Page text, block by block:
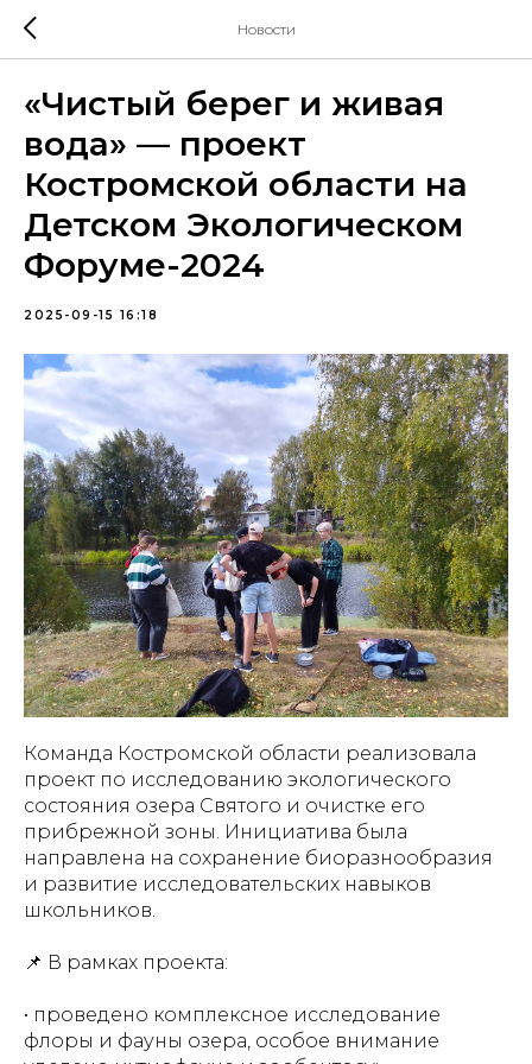
Новости
«Чистый берег и живая
вода» — проект
Костромской области на
Детском Экологическом
Форуме-2024
2025-09-15 16:18
Команда Костромской области реализовала
проект по исследованию экологического
состояния озера Святого и очистке его
прибрежной зоны. Инициатива была
направлена на сохранение биоразнообразия
и развитие исследовательских навыков
школьников.
📌 В рамках проекта:
• проведено комплексное исследование
флоры и фауны озера, особое внимание